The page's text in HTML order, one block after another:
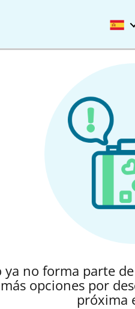
ya no forma parte
opciones por
próxima